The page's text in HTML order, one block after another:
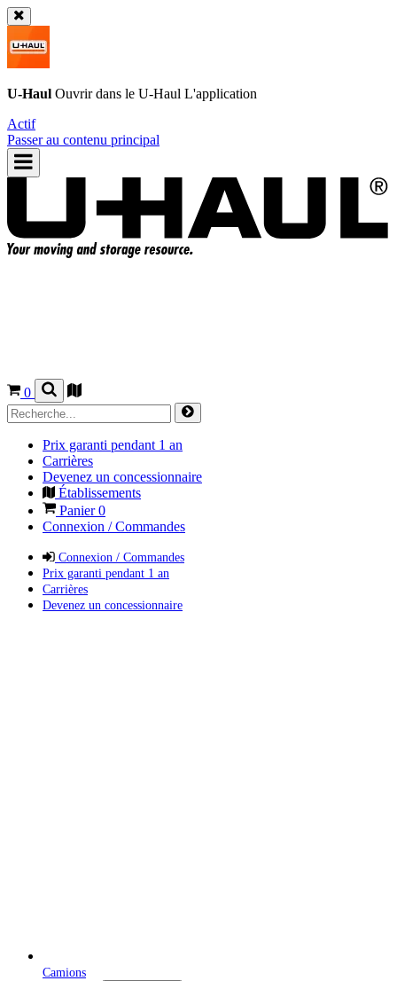
U-Haul Ouvrir dans le U-Haul L'application
Actif
Passer au contenu principal
0
Prix garanti pendant 1 an
Carrières
Devenez un concessionnaire
Établissements
Panier0
Connexion / Commandes
Connexion / Commandes
Prix garanti pendant 1 an
Carrières
Devenez un concessionnaire
Camions